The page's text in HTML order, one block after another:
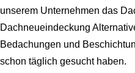
unserem Unternehmen das
Dachneueindeckung
Bedachungen und
schon täglich gesucht haben.